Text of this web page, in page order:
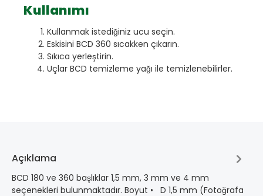
Kullanımı
Kullanmak istediğiniz ucu seçin.
Eskisini BCD 360 sıcakken çıkarın.
Sıkıca yerleştirin.
Uçlar BCD temizleme yağı ile temizlenebilirler.
Açıklama
BCD 180 ve 360 başlıklar 1,5 mm, 3 mm ve 4 mm
seçenekleri bulunmaktadır. Boyut • D 1,5 mm (Fotoğrafa